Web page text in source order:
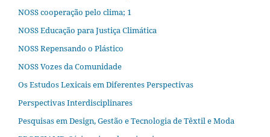
NOSS cooperação pelo clima; 1
NOSS Educação para Justiça Climática
NOSS Repensando o Plástico
NOSS Vozes da Comunidade
Os Estudos Lexicais em Diferentes Perspectivas
Perspectivas Interdisciplinares
Pesquisas em Design, Gestão e Tecnologia de Têxtil e Moda